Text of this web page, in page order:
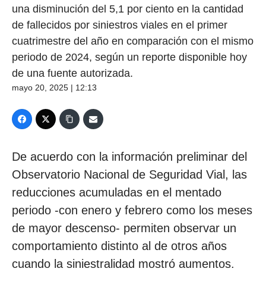
una disminución del 5,1 por ciento en la cantidad
de fallecidos por siniestros viales en el primer
cuatrimestre del año en comparación con el mismo
periodo de 2024, según un reporte disponible hoy
de una fuente autorizada.
mayo 20, 2025 | 12:13
De acuerdo con la información preliminar del
Observatorio Nacional de Seguridad Vial, las
reducciones acumuladas en el mentado
periodo -con enero y febrero como los meses
de mayor descenso- permiten observar un
comportamiento distinto al de otros años
cuando la siniestralidad mostró aumentos.